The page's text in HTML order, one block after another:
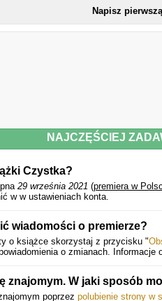
Napisz
NAJCZĘŚCIEJ
Czystka?
29 września 2021 (premiera w
w w ustawieniach konta.
wiadomości o premierze?
o książce skorzystaj z przycisku "
o zmianach.
znajomym. W jaki sposób
poprzez polubienie strony w